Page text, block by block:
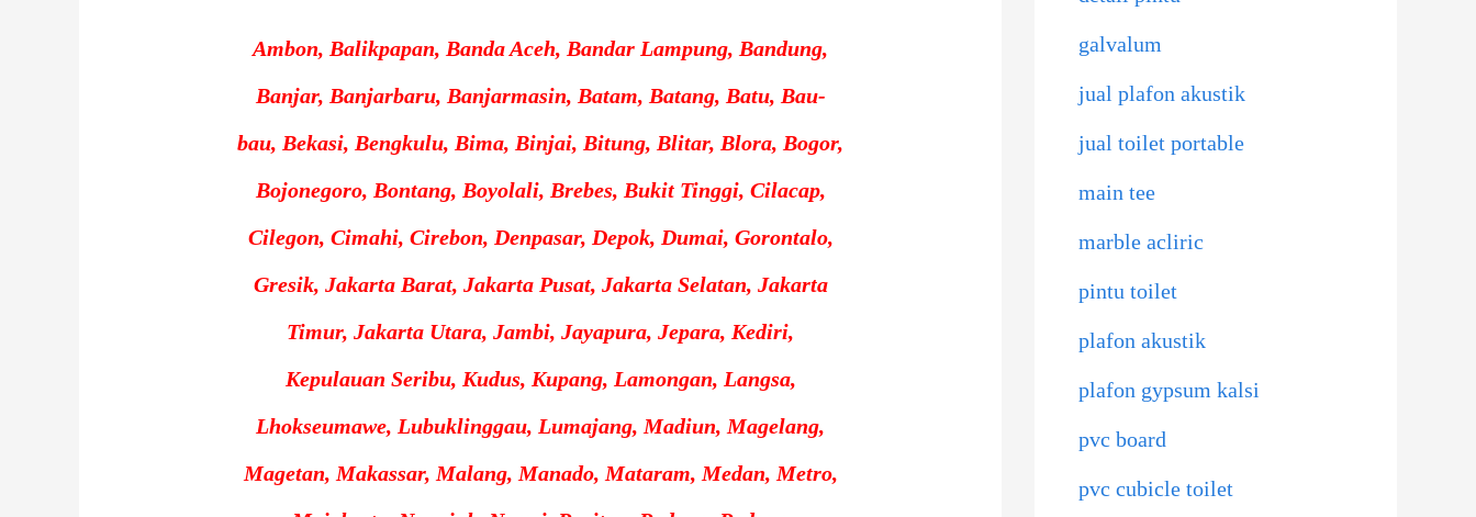
Ambon, Balikpapan, Banda Aceh, Bandar Lampung, Bandung,
Banjar, Banjarbaru, Banjarmasin, Batam, Batang, Batu, Bau-
bau, Bekasi, Bengkulu, Bima, Binjai, Bitung, Blitar, Blora, Bogor,
Bojonegoro, Bontang, Boyolali, Brebes, Bukit Tinggi, Cilacap,
Cilegon, Cimahi, Cirebon, Denpasar, Depok, Dumai, Gorontalo,
Gresik, Jakarta Barat, Jakarta Pusat, Jakarta Selatan, Jakarta
Timur, Jakarta Utara, Jambi, Jayapura, Jepara, Kediri,
Kepulauan Seribu, Kudus, Kupang, Lamongan, Langsa,
Lhokseumawe, Lubuklinggau, Lumajang, Madiun, Magelang,
Magetan, Makassar, Malang, Manado, Mataram, Medan, Metro,
galvalum
jual plafon akustik
jual toilet portable
main tee
marble acliric
pintu toilet
plafon akustik
plafon gypsum kalsi
pvc board
pvc cubicle toilet